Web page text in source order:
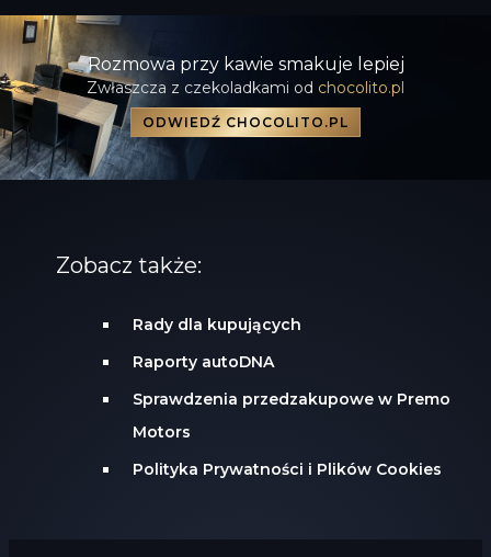
Rozmowa przy kawie smakuje lepiej
Zwłaszcza z czekoladkami od chocolito.pl
ODWIEDŹ CHOCOLITO.PL
Zobacz także:
Rady dla kupujących
Raporty autoDNA
Sprawdzenia przedzakupowe w Premo
Motors
Polityka Prywatności i Plików Cookies